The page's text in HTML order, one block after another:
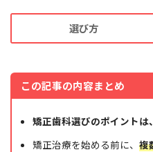
選び方
この記事の内容まとめ
矯正歯科選びのポイントは
矯正治療を始める前に、 複